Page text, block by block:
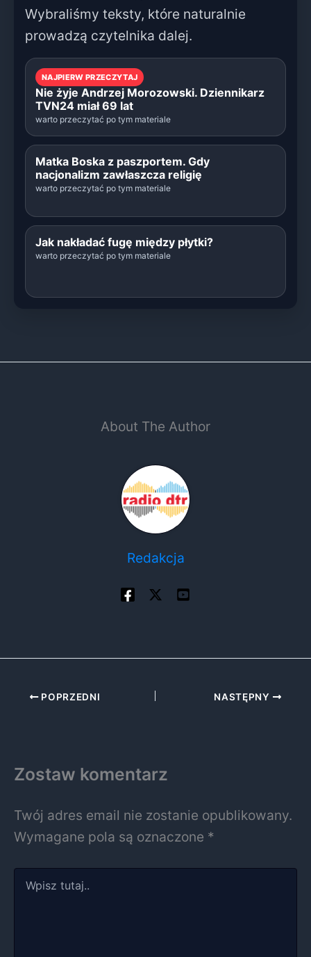
Wybraliśmy teksty, które naturalnie
prowadzą czytelnika dalej.
NAJPIERW PRZECZYTAJ
Nie żyje Andrzej Morozowski. Dziennikarz
TVN24 miał 69 lat
warto przeczytać po tym materiale
Matka Boska z paszportem. Gdy
nacjonalizm zawłaszcza religię
warto przeczytać po tym materiale
Jak nakładać fugę między płytki?
warto przeczytać po tym materiale
About The Author
Redakcja
POPRZEDNI NASTĘPNY
Zostaw komentarz
Twój adres email nie zostanie opublikowany.
Wymagane pola są oznaczone *
tutaj..